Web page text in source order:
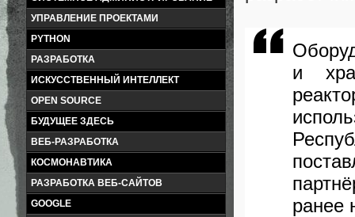
УПРАВЛЕНИЕ ПРОЕКТАМИ
PYTHON
РАЗРАБОТКА
ИСКУССТВЕННЫЙ ИНТЕЛЛЕКТ
OPEN SOURCE
БУДУЩЕЕ ЗДЕСЬ
ВЕБ-РАЗРАБОТКА
КОСМОНАВТИКА
РАЗРАБОТКА ВЕБ-САЙТОВ
GOOGLE
и
ранее